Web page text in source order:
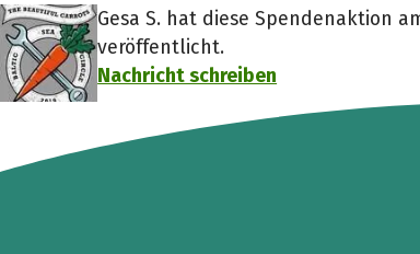
Gesa S. hat diese Spendenaktion
veröffentlicht.
Nachricht schreiben